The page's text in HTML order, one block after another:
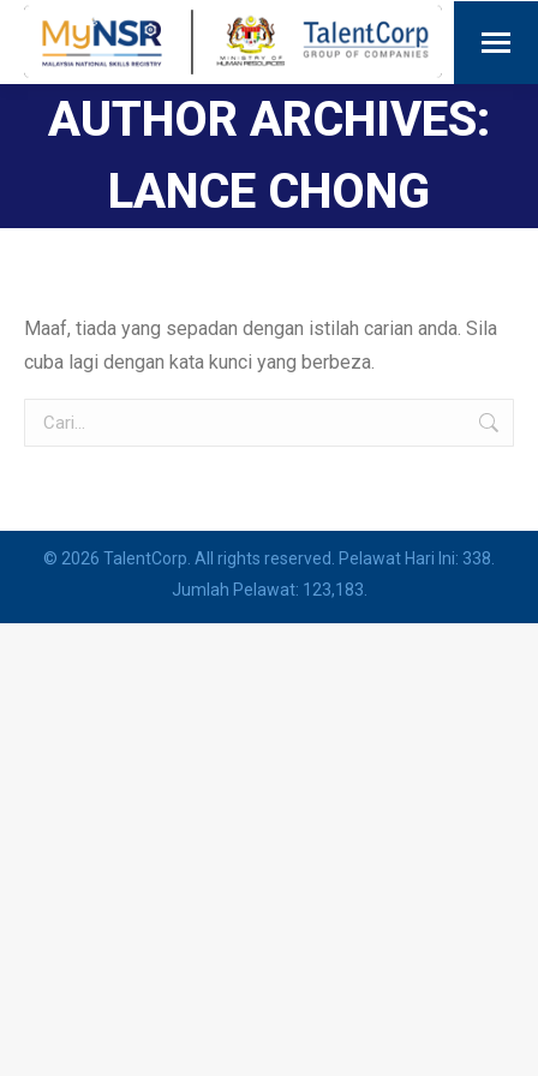
AUTHOR ARCHIVES:
LANCE CHONG
Maaf, tiada yang sepadan dengan istilah carian anda. Sila
cuba lagi dengan kata kunci yang berbeza.
Cari:
© 2026 TalentCorp. All rights reserved. Pelawat Hari Ini: 338.
Jumlah Pelawat: 123,183.